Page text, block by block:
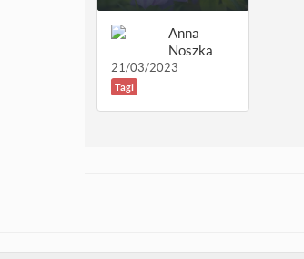
Anna
Noszka
21/03/2023
Tagi